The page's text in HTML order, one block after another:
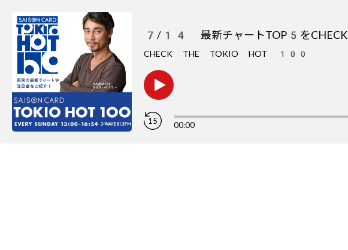
7/14 最新チャートTOP5をCHECK
CHECK THE TOKIO HOT 100
15 00:00